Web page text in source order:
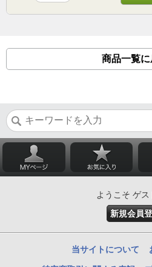
商品一覧に
ようこそ ゲス
新規会員
当サイトについて